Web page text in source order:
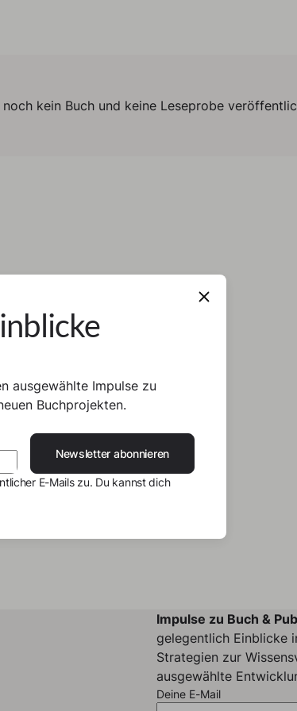
noch kein Buch und keine Leseprobe
Impulse zu Buch &
gelegentlich Einblicke
Strategien zur
ausgewählte
Deine E-Mail
ausgewählte Impulse zu
Buchprojekten.
Newsletter abonnieren
E-Mails zu. Du kannst dich